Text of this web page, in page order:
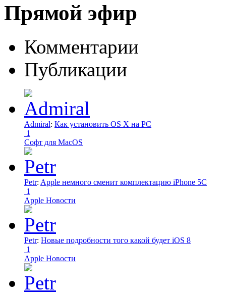
Прямой эфир
Комментарии
Публикации
Admiral: Как установить OS X на PC
1
Софт для MacOS
Petr: Apple немного сменит комплектацию iPhone 5C
1
Apple Новости
Petr: Новые подробности того какой будет iOS 8
1
Apple Новости